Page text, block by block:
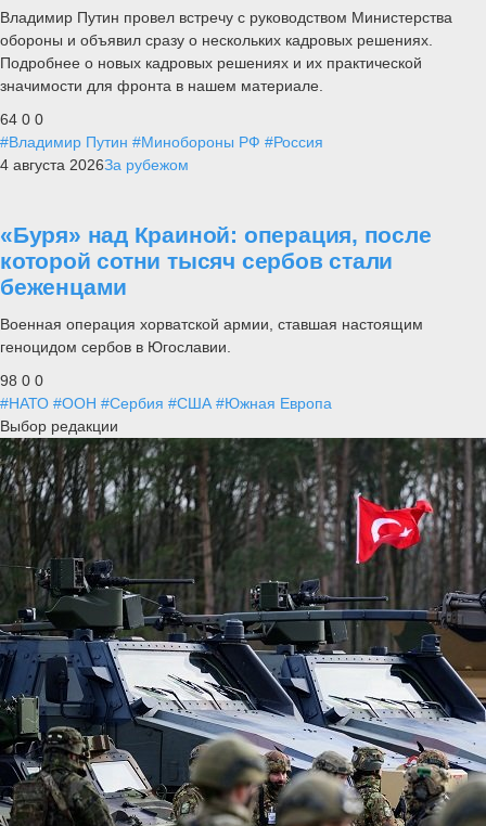
Владимир Путин провел встречу с руководством Министерства
обороны и объявил сразу о нескольких кадровых решениях.
Подробнее о новых кадровых решениях и их практической
значимости для фронта в нашем материале.
64 0 0
#Владимир Путин #Минобороны РФ #Россия
4 августа 2026За рубежом
«Буря» над Краиной: операция, после
которой сотни тысяч сербов стали
беженцами
Военная операция хорватской армии, ставшая настоящим
геноцидом сербов в Югославии.
98 0 0
#НАТО #ООН #Сербия #США #Южная Европа
Выбор редакции